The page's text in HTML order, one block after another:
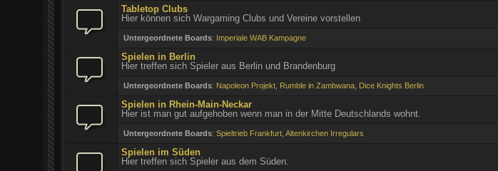
Tabletop Clubs
Hier können sich Wargaming Clubs und Vereine vorstellen
Untergeordnete Boards: Imperiale WAB Kampagne
Spielen in Berlin
Hier treffen sich Spieler aus Berlin und Brandenburg
Untergeordnete Boards: Napoleon Projekt, Rumble in Zambwana, Dice Knights Berlin
Spielen in Rhein-Main-Neckar
Hier ist man gut aufgehoben wenn man in der Mitte Deutschlands wohnt.
Untergeordnete Boards: Spieltrieb Frankfurt, Altenkirchen Irregulars
Spielen im Süden
Hier treffen sich Spieler aus dem Süden.